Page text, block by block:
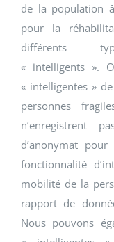
de la population
pour la
différents
« intelligents ».
« intelligentes »
personnes
n’enregistrent
d’anonymat
fonctionnalité
mobilité de la
rapport de
Nous pouvons